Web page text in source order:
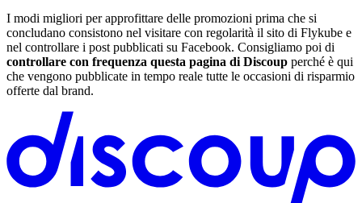
I modi migliori per approfittare delle promozioni prima che si
concludano consistono nel visitare con regolarità il sito di Flykube e
nel controllare i post pubblicati su Facebook. Consigliamo poi di
controllare con frequenza questa pagina di Discoup perché è qui
che vengono pubblicate in tempo reale tutte le occasioni di risparmio
offerte dal brand.